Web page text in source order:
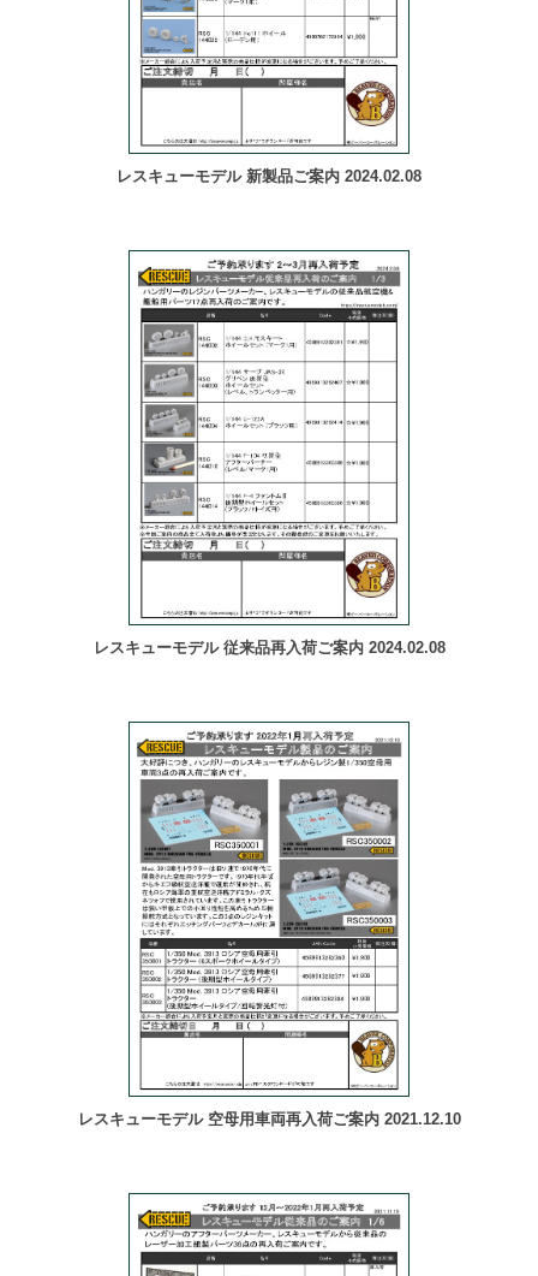
レスキューモデル 新製品ご案内 2024.02.08
レスキューモデル 従来品再入荷ご案内 2024.02.08
レスキューモデル 空母用車両再入荷ご案内 2021.12.10